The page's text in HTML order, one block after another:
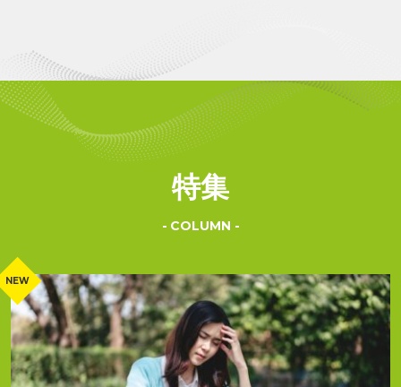
特集
COLUMN